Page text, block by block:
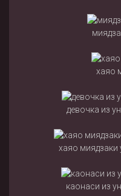
хаяо
девочка из
хаяо миядзаки
каонаси из